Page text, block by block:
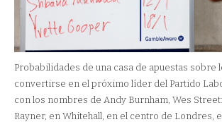
Probabilidades de una casa de apuestas sobre
convertirse en el próximo líder del Partido
con los nombres de Andy Burnham, Wes
Rayner, en Whitehall, en el centro de Londres,